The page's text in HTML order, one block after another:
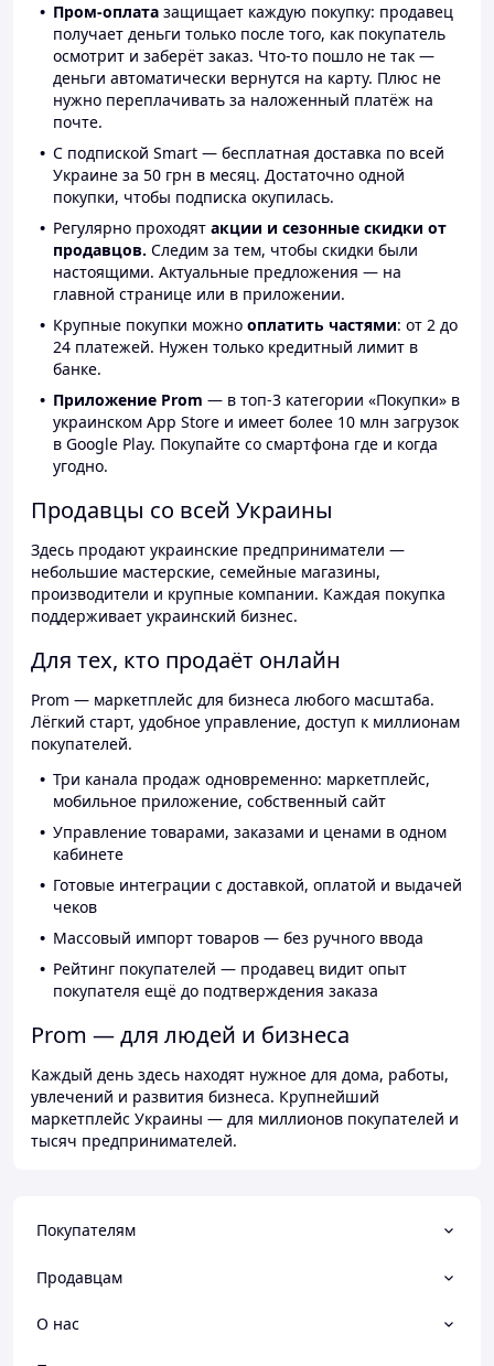
Пром-оплата защищает каждую покупку: продавец
получает деньги только после того, как покупатель
осмотрит и заберёт заказ. Что-то пошло не так —
деньги автоматически вернутся на карту. Плюс не
нужно переплачивать за наложенный платёж на
почте.
С подпиской Smart — бесплатная доставка по всей
Украине за 50 грн в месяц. Достаточно одной
покупки, чтобы подписка окупилась.
Регулярно проходят акции и сезонные скидки от
продавцов. Следим за тем, чтобы скидки были
настоящими. Актуальные предложения — на
главной странице или в приложении.
Крупные покупки можно оплатить частями: от 2 до
24 платежей. Нужен только кредитный лимит в
банке.
Приложение Prom — в топ-3 категории «Покупки» в
украинском App Store и имеет более 10 млн загрузок
в Google Play. Покупайте со смартфона где и когда
угодно.
Продавцы со всей Украины
Здесь продают украинские предприниматели —
небольшие мастерские, семейные магазины,
производители и крупные компании. Каждая покупка
поддерживает украинский бизнес.
Для тех, кто продаёт онлайн
Prom — маркетплейс для бизнеса любого масштаба.
Лёгкий старт, удобное управление, доступ к миллионам
покупателей.
Три канала продаж одновременно: маркетплейс,
мобильное приложение, собственный сайт
Управление товарами, заказами и ценами в одном
кабинете
Готовые интеграции с доставкой, оплатой и выдачей
чеков
Массовый импорт товаров — без ручного ввода
Рейтинг покупателей — продавец видит опыт
покупателя ещё до подтверждения заказа
Prom — для людей и бизнеса
Каждый день здесь находят нужное для дома, работы,
увлечений и развития бизнеса. Крупнейший
маркетплейс Украины — для миллионов покупателей и
тысяч предпринимателей.
Покупателям
Продавцам
О нас